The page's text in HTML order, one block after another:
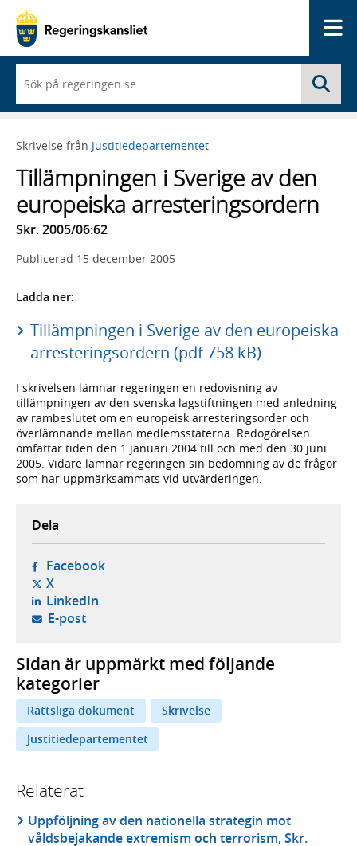
du
börjar
skriva
framträder
lista
med
sökförslag
Skrivelse från Justitiedepartementet
Tillämpningen i Sverige av den
europeiska arresteringsordern
Skr. 2005/06:62
Publicerad 15 december 2005
Ladda ner:
Tillämpningen i Sverige av den europeiska
arresteringsordern (pdf 758 kB)
I skrivelsen lämnar regeringen en redovisning av
tillämpningen av den svenska lagstiftningen med anledning
av rambeslutet om en europeisk arresteringsorder och
överlämnande mellan medlemsstaterna. Redogörelsen
omfattar tiden den 1 januari 2004 till och med den 30 juni
2005. Vidare lämnar regeringen sin bedömning av de frågor
som har uppmärksammats vid utvärderingen.
Dela
Facebook- öppnas i ny flik, extern webbplats,
X- öppnas i ny flik, extern webbplats,
LinkedIn- öppnas i ny flik, extern webbplats,
E-post- öppnar din e-postklient,
Sidan är uppmärkt med följande
kategorier
Rättsliga dokument
Skrivelse
Justitiedepartementet
Relaterat
Uppföljning av den nationella strategin mot
våldsbejakande extremism och terrorism, Skr.